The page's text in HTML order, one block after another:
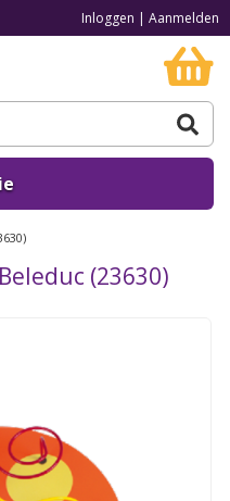
Inloggen | Aanmelden
(23630)